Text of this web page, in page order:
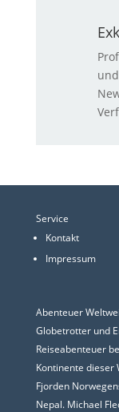
Service
Kontakt
Impressum
Abenteuer
Globetrotter und
Reiseabenteuer
Kontinente dieser
Fjorden
Nepal. Michael